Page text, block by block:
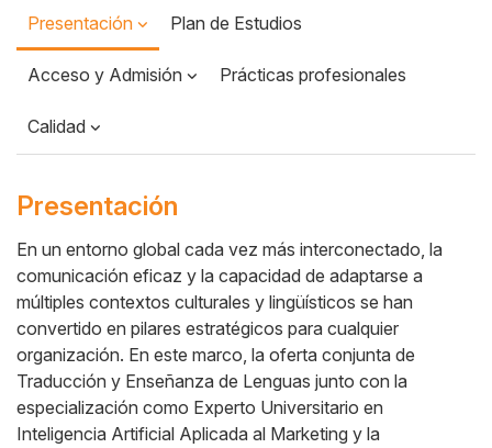
Presentación Plan de Estudios
Acceso y Admisión Prácticas profesionales
Calidad
Presentación
Cuerpo
En un entorno global cada vez más interconectado, la
comunicación eficaz y la capacidad de adaptarse a
múltiples contextos culturales y lingüísticos se han
convertido en pilares estratégicos para cualquier
organización. En este marco, la oferta conjunta de
Traducción y Enseñanza de Lenguas junto con la
especialización como Experto Universitario en
Inteligencia Artificial Aplicada al Marketing y la